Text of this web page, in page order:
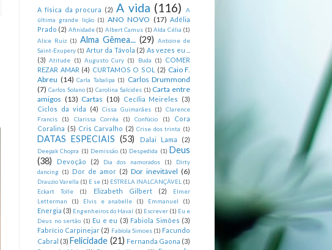
A física da procura (2) A vida (116)
A
última grande lição (1) ANO NOVO (17) Adélia
Prado (2) Afinidade (1) Albert Camus (1) Alda Célia (1)
Alice Ruiz (1) Alma Gêmea... (29)
Antoine de
Saint-Exupery (1) Artur da Távola (2) As vezes eu ...
(3) Atitude (1) Augusto Cury (1) Buda (1)
COMER
REZAR AMAR (4) CURTAMOS O SOL (2) Caio F.
Abreu (14) Carla Tabalipa (1)
Carlos Drummond
(7) Carlos Solano (1) Carolina Salcides (1) Carta entre
amigos (13) Cartas (10) Cecília Meireles
(3)
Ciclos da vida
(4) Cissa Guimarães (1)
Clarence
Francis
(1) Clarissa Corrêa (1) Confúcio (1)
Cora
Coralina (5) Cris Carvalho (2) Crise dos trinta (1)
DATAS ESPECIAIS (53) Dalai Lama (2)
Deepak Chopra (1) Demissão (1) Despedida (1) Deus
(38)
Devoção (2) Dia dos namorados (1)
Dirty
dancing (1) Dor de amor (2) Dor inevitável (6)
Drauzio Varella (1) E se (1) ESTRELA INALCANÇÁVEL (1)
Eckart Tolle
(1) Elizabeth Gilbert (2)
Elmer
Letterman
(1) Elvis e anabelle (1) Emmanuel (1)
Energia (3) Engenheiros do Havaí (1) Escrever (1) Eu e
Deus no sertão (1) Eu e eu (3) Fabiola Simões (3)
Fabrício Carpinejar (2) Fabíola Simoes (1) Facundo
Cabral (3) Felicidade (21) Fernanda Gaona (3)